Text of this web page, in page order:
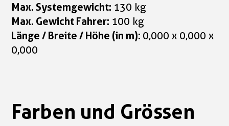
Max. Systemgewicht: 130 kg
Max. Gewicht Fahrer: 100 kg
Länge / Breite / Höhe (in m): 0,000 x 0,000 x
0,000
Farben und Grössen